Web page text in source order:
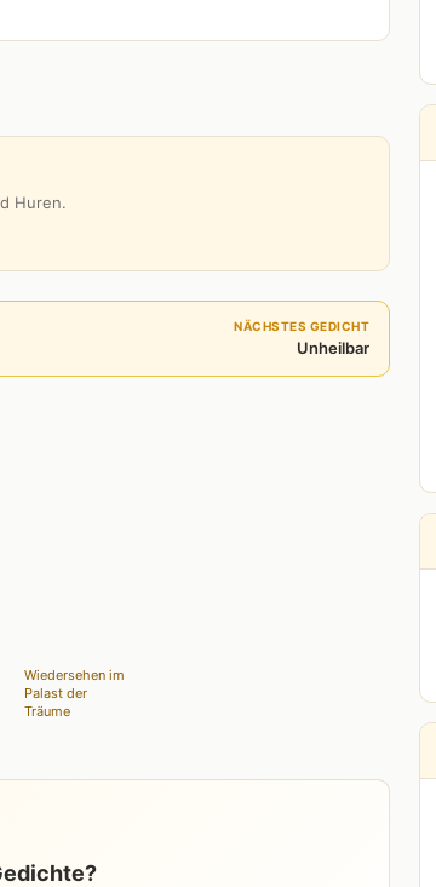
Huren.
NÄCHSTES GEDICHT
Unheilbar
Wiedersehen im
Palast der
Träume